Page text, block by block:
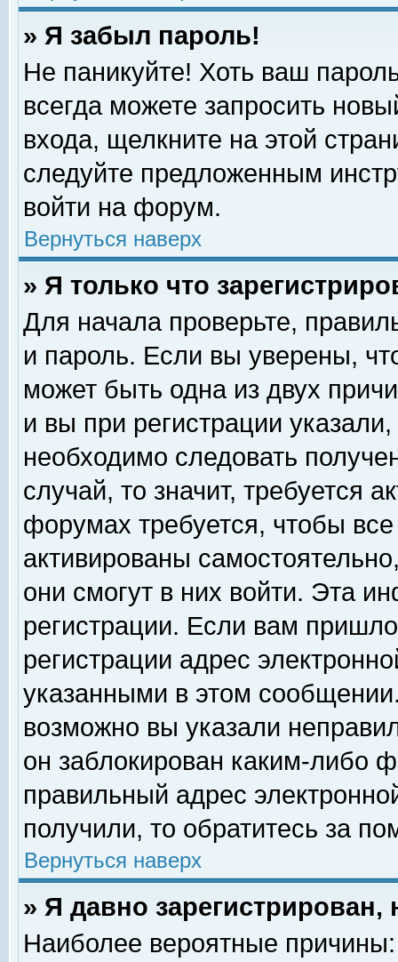
» Я забыл пароль!
Не паникуйте! Хоть ваш
всегда можете запросить
входа, щелкните на этой
следуйте предложенным
войти на форум.
Вернуться наверх
» Я только что
Для начала проверьте,
и пароль. Если вы уверены,
может быть одна из двух
и вы при регистрации
необходимо следовать
случай, то значит, требуется
форумах требуется, чтобы
активированы
они смогут в них войти. Эта
регистрации. Если вам
регистрации адрес
указанными в этом
возможно вы указали
он заблокирован каким-либо
правильный адрес
получили, то обратитесь за
Вернуться наверх
» Я давно
Наиболее вероятные